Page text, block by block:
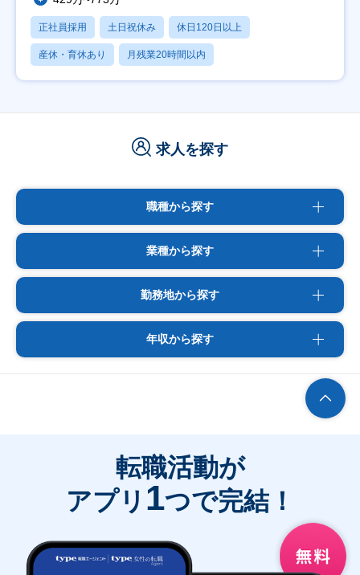
正社員採用 土日祝休み 休日120日以上
産休・育休あり 月残業20時間以内
求人を探す
職種から探す
業種から探す
勤務地から探す
年収から探す
転職活動が
アプリ 1つで完結！